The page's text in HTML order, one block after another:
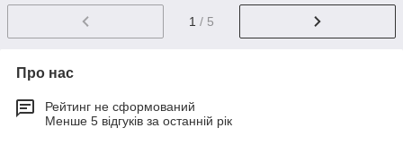
1 / 5
Про нас
Рейтинг не сформований
Менше 5 відгуків за останній рік